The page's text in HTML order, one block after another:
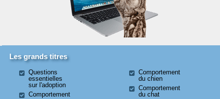
Les grands titres
Questions
essentielles
sur l'adoption
Comportement
Comportement
du chien
Comportement
du chat